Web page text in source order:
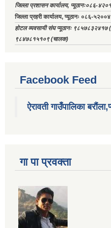
जिल्ला प्रशासन कार्यालय, प्यूठानः०८६-
जिल्ला प्रहरी कार्यालय, प्यूठानः ०८६-
होटल व्यवसायी संघ प्यूठानः ९८५७८३२४१७
९८४७८१५१०९ (चालक)
Facebook Feed
ऐरावती गाउँपालिका
गा पा प्रवक्ता